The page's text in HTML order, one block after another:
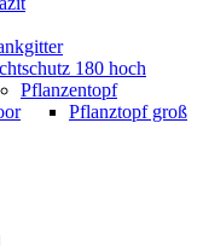
180 hoch
Pflanzentopf
Pflanztopf groß